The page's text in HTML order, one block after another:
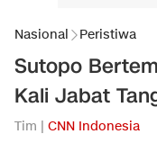
Nasional Peristiwa
Sutopo
Kali Jabat
Tim | CNN Indonesia